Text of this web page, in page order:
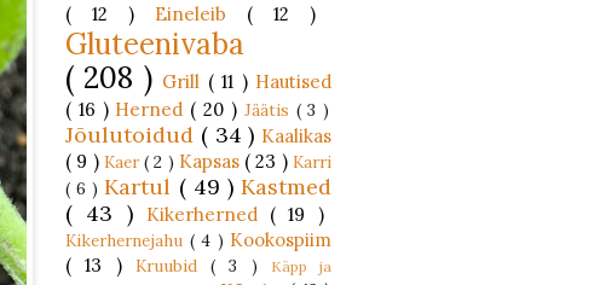
( 12 ) Eineleib ( 12 )
Gluteenivaba
( 208 ) Grill ( 11 ) Hautised
( 16 ) Herned ( 20 ) Jäätis ( 3 )
Jõulutoidud ( 34 ) Kaalikas
( 9 ) Kaer( 2 ) Kapsas ( 23 )Karri
( 6 )Kartul ( 49 )Kastmed
( 43 )
Kikerherned ( 19 )
Kikerhernejahu ( 4 ) Kookospiim
( 13 ) Kruubid ( 3 )
Käpp ja